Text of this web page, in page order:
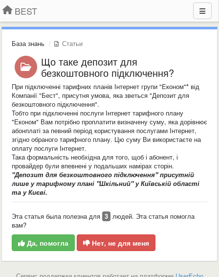
BEST
База знань Статьи
Що таке депозит для
безкоштовного підключення?
При підключенні тарифних планів Інтернет групи "Економ"* від
Компанії "Бест", присутня умова, яка зветься "Депозит для
безкоштовного підключення".
Тобто при підключенні послуги Інтернет тарифного плану
"Економ" Вам потрібно проплатити визначену суму, яка дорівнює
абонплаті за певний період користування послугами Інтернет,
згідно обраного тарифного плану. Цю суму Ви використаєте на
оплату послуги Інтернет.
Така формальність необхідна для того, щоб і абонент, і
провайдер були впевнені у подальших намірах сторін.
"Депозит для безкоштовного підключення" присутній
лише у тарифному плані "Шкільний" у Київській області
та у Києві.
Эта статья была полезна для 3 людей. Эта статья помогла
вам?
Да, помогла Нет, не для меня